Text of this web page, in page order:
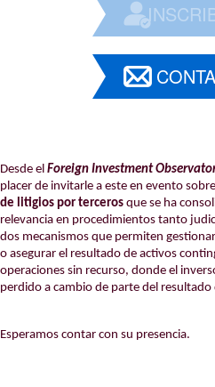
Desde el Foreign Investment
placer de invitarle a este en evento sobre
de litigios por terceros que se ha
relevancia en procedimientos tanto
dos mecanismos que permiten
o asegurar el resultado de activos
operaciones sin recurso, donde el
perdido a cambio de parte del
Esperamos contar con su presencia.